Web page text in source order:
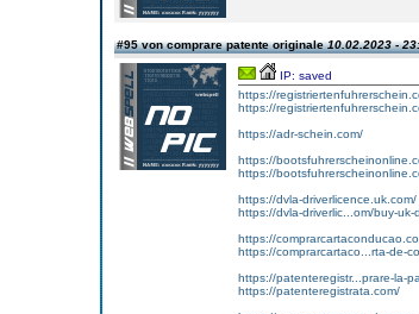
#95 von comprare patente originale10.02.2023 -
IP: saved
https://
https://
https://adr-schein.com/
https://
https://
https://dvla-driverlicence.uk.com/
https://dvla-driverlic...om/buy-uk-
https://
https://comprarcartaco...rta-de-
https://patenteregistr...prare-la-
https://patenteregistrata.com/